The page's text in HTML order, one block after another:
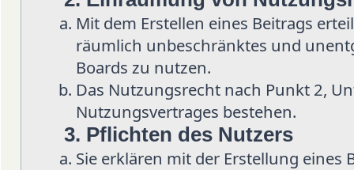
Mit dem Erstellen eines Beitrags
räumlich unbeschränktes und
Boards zu nutzen.
Das Nutzungsrecht nach Punkt 2,
Nutzungsvertrages bestehen.
3. Pflichten des Nutzers
Sie erklären mit der Erstellung eines